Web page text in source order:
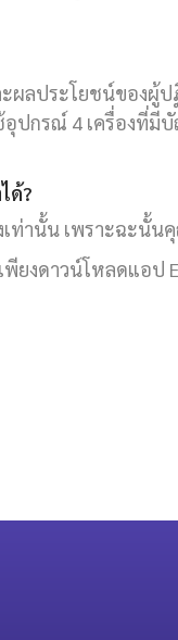
ลประโยชน์ของผู้
ปกรณ์ 4 เครื่องที่มี
ด้?
ท่านั้น เพราะฉะนั้น
ยงดาวน์โหลดแอป